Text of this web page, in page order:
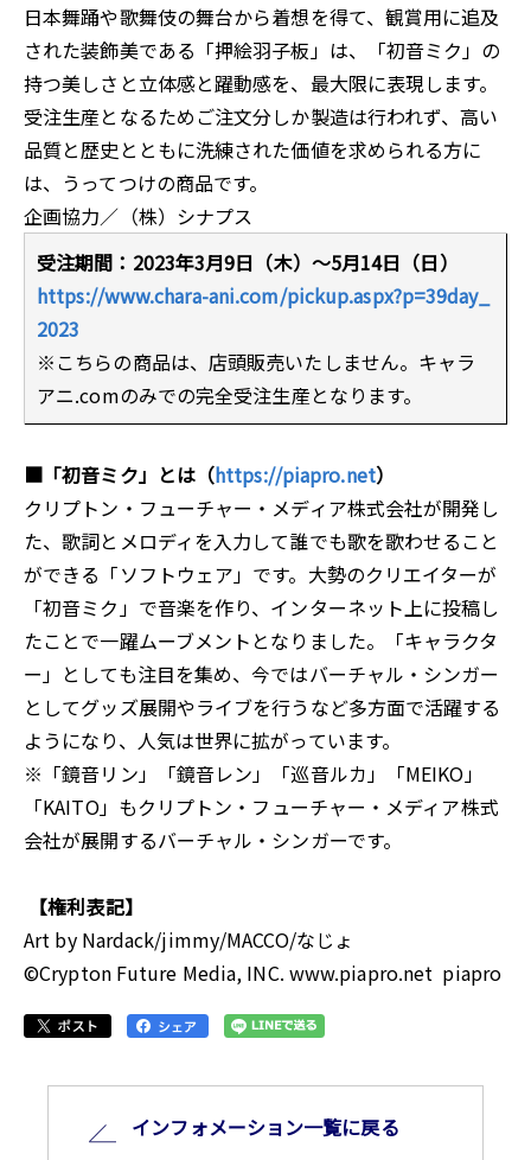
日本舞踊や歌舞伎の舞台から着想を得て、観賞用に追及
された装飾美である「押絵羽子板」は、「初音ミク」の
持つ美しさと立体感と躍動感を、最大限に表現します。
受注生産となるためご注文分しか製造は行われず、高い
品質と歴史とともに洗練された価値を求められる方に
は、うってつけの商品です。
企画協力／（株）シナプス
受注期間：2023年3月9日（木）～5月14日（日）
https://www.chara-ani.com/pickup.aspx?p=39day_
2023
※こちらの商品は、店頭販売いたしません。キャラ
アニ.comのみでの完全受注生産となります。
■「初音ミク」とは（https://piapro.net）
クリプトン・フューチャー・メディア株式会社が開発し
た、歌詞とメロディを入力して誰でも歌を歌わせること
ができる「ソフトウェア」です。大勢のクリエイターが
「初音ミク」で音楽を作り、インターネット上に投稿し
たことで一躍ムーブメントとなりました。「キャラクタ
ー」としても注目を集め、今ではバーチャル・シンガー
としてグッズ展開やライブを行うなど多方面で活躍する
ようになり、人気は世界に拡がっています。
※「鏡音リン」「鏡音レン」「巡音ルカ」「MEIKO」
「KAITO」もクリプトン・フューチャー・メディア株式
会社が展開するバーチャル・シンガーです。
【権利表記】
Art by Nardack/jimmy/MACCO/なじょ
©Crypton Future Media, INC. www.piapro.net piapro
インフォメーション⼀覧に戻る